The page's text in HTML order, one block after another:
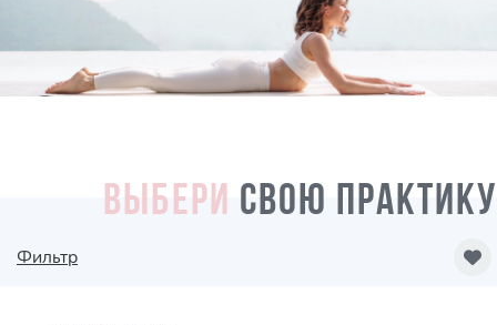
ВЫБЕРИ СВОЮ ПРАКТИКУ
Фильтр